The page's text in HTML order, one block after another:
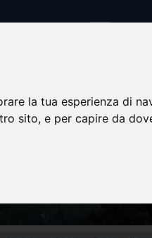
la tua esperienza di
sito, e per capire da